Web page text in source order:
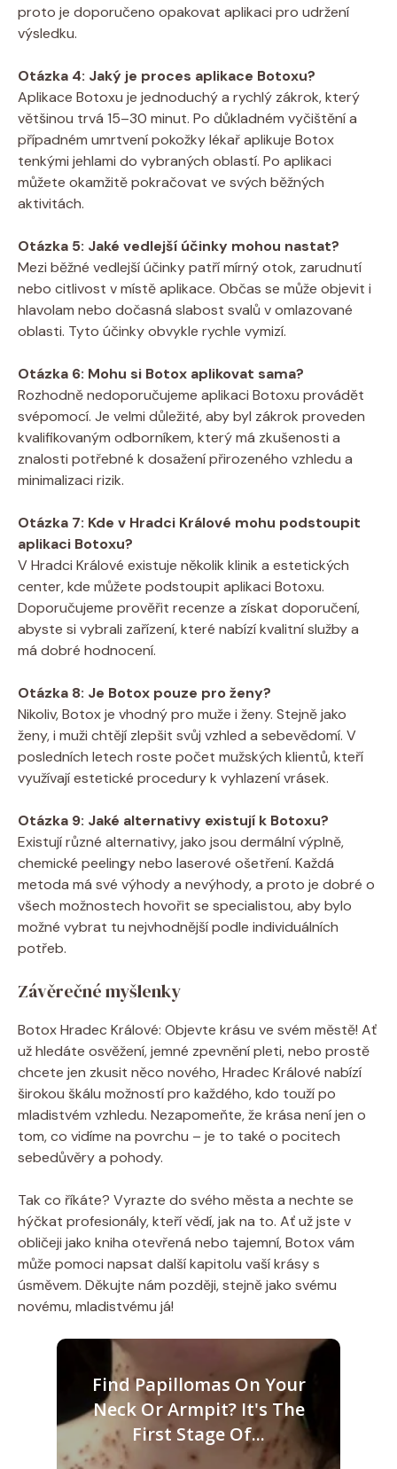
proto je doporučeno opakovat aplikaci pro udržení
výsledku.
Otázka 4: Jaký je proces aplikace Botoxu?
Aplikace Botoxu je jednoduchý a rychlý zákrok, který
většinou trvá 15–30 minut. Po důkladném vyčištění a
případném umrtvení pokožky lékař aplikuje Botox
tenkými jehlami do vybraných oblastí. Po aplikaci
můžete okamžitě pokračovat ve svých běžných
aktivitách.
Otázka 5: Jaké vedlejší účinky mohou nastat?
Mezi běžné vedlejší účinky patří mírný otok, zarudnutí
nebo citlivost v místě aplikace. Občas se může objevit i
hlavolam nebo dočasná slabost svalů v omlazované
oblasti. Tyto účinky obvykle rychle vymizí.
Otázka 6: Mohu si Botox aplikovat sama?
Rozhodně nedoporučujeme aplikaci Botoxu provádět
svépomocí. Je velmi důležité, aby byl zákrok proveden
kvalifikovaným odborníkem, který má zkušenosti a
znalosti potřebné k dosažení přirozeného vzhledu a
minimalizaci rizik.
Otázka 7: Kde v Hradci Králové mohu podstoupit
aplikaci Botoxu?
V Hradci Králové existuje několik klinik a estetických
center, kde můžete podstoupit aplikaci Botoxu.
Doporučujeme prověřit recenze a získat doporučení,
abyste si vybrali zařízení, které nabízí kvalitní služby a
má dobré hodnocení.
Otázka 8: Je Botox pouze pro ženy?
Nikoliv, Botox je vhodný pro muže i ženy. Stejně jako
ženy, i muži chtějí zlepšit svůj vzhled a sebevědomí. V
posledních letech roste počet mužských klientů, kteří
využívají estetické procedury k vyhlazení vrásek.
Otázka 9: Jaké alternativy existují k Botoxu?
Existují různé alternativy, jako jsou dermální výplně,
chemické peelingy nebo laserové ošetření. Každá
metoda má své výhody a nevýhody, a proto je dobré o
všech možnostech hovořit se specialistou, aby bylo
možné vybrat tu nejvhodnější podle individuálních
potřeb.
Závěrečné myšlenky
Botox Hradec Králové: Objevte krásu ve svém městě! Ať
už hledáte osvěžení, jemné zpevnění pleti, nebo prostě
chcete jen zkusit něco nového, Hradec Králové nabízí
širokou škálu možností pro každého, kdo touží po
mladistvém vzhledu. Nezapomeňte, že krása není jen o
tom, co vidíme na povrchu – je to také o pocitech
sebedůvěry a pohody.
Tak co říkáte? Vyrazte do svého města a nechte se
hýčkat profesionály, kteří vědí, jak na to. Ať už jste v
obličeji jako kniha otevřená nebo tajemní, Botox vám
může pomoci napsat další kapitolu vaší krásy s
úsměvem. Děkujte nám později, stejně jako svému
novému, mladistvému já!
Find Papillomas On Your
Neck Or Armpit? It's The
First Stage Of...